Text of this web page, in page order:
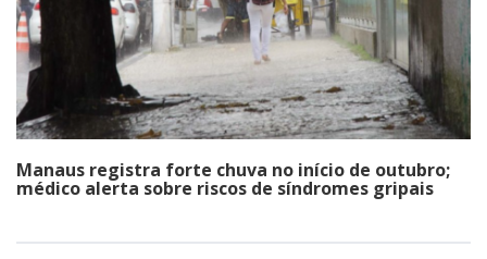
Manaus registra forte chuva no início de outubro;
médico alerta sobre riscos de síndromes gripais